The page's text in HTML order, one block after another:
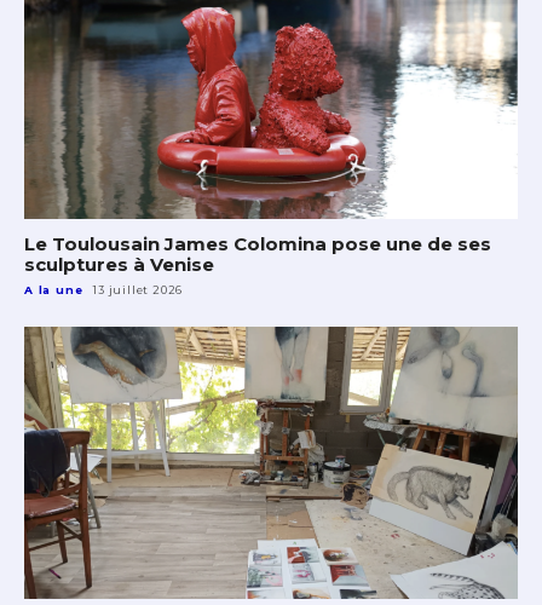
Le Toulousain James Colomina pose une de ses
sculptures à Venise
A la une 13 juillet 2026